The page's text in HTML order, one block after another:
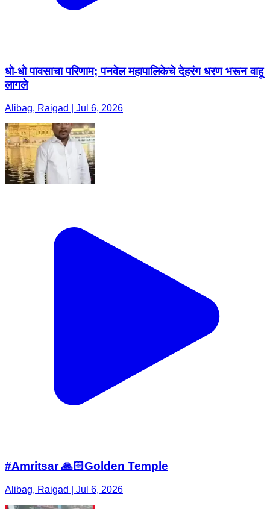
धो-धो पावसाचा परिणाम; पनवेल महापालिकेचे देहरंग धरण भरून वाहू
लागले
Alibag, Raigad | Jul 6, 2026
#Amritsar 🙏🏻Golden Temple
Alibag, Raigad | Jul 6, 2026